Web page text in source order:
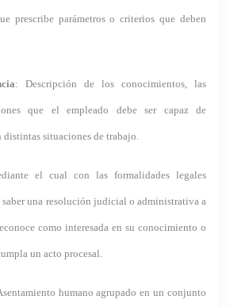
prescribe parámetros o criterios que deben
: Descripción de los conocimientos, las
que el empleado debe ser capaz de
situaciones de trabajo.
el cual con las formalidades legales
saber una resolución judicial o administrativa a
como interesada en su conocimiento o
un acto procesal.
humano agrupado en un conjunto